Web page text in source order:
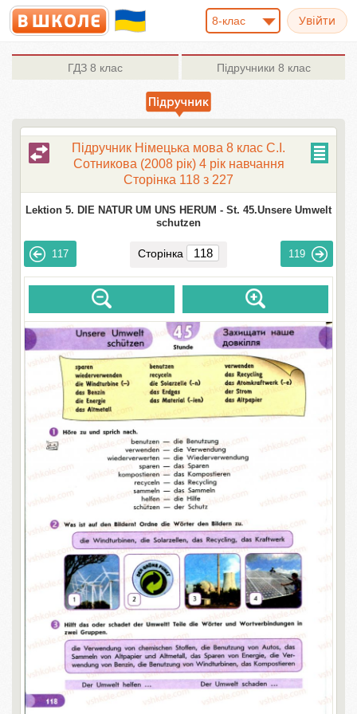
8-клас
ГДЗ 8 клас Підручники 8 клас
Підручник Німецька мова 8 клас С.І.
Сотникова (2008 рік) 4 рік навчання
Сторінка 118 з 227
Lektion 5. DIE NATUR UM UNS HERUM - St. 45.Unsere Umwelt
schutzen
117 Сторінка 119